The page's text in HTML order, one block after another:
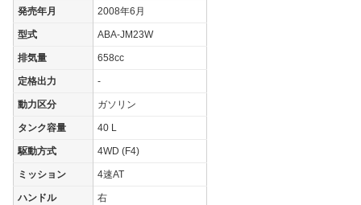
発売年月 2008年6月
型式 ABA-JM23W
排気量 658cc
定格出力 -
動力区分 ガソリン
タンク容量 40 L
駆動方式 4WD (F4)
ミッション 4速AT
ハンドル 右